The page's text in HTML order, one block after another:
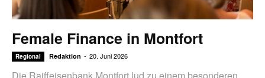
Female Finance in Montfort
Regional Redaktion - 20. Juni 2026
Die Raiffeisenbank Montfort lud zu einem besonderen